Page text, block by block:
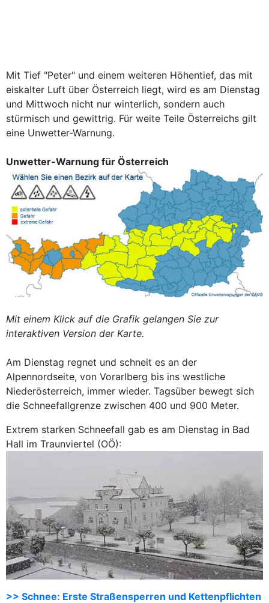
Mit Tief "Peter" und einem weiteren Höhentief, das mit
eiskalter Luft über Österreich liegt, wird es am Dienstag
und Mittwoch nicht nur winterlich, sondern auch
stürmisch und gewittrig. Für weite Teile Österreichs gilt
eine Unwetter-Warnung.
Unwetter-Warnung für Österreich
Mit einem Klick auf die Grafik gelangen Sie zur
interaktiven Version der Karte.
Am Dienstag regnet und schneit es an der
Alpennordseite, von Vorarlberg bis ins westliche
Niederösterreich, immer wieder. Tagsüber bewegt sich
die Schneefallgrenze zwischen 400 und 900 Meter.
Extrem starken Schneefall gab es am Dienstag in Bad
Hall im Traunviertel (OÖ):
>> Schnee: Erste Straßensperren und Kettenpflichten